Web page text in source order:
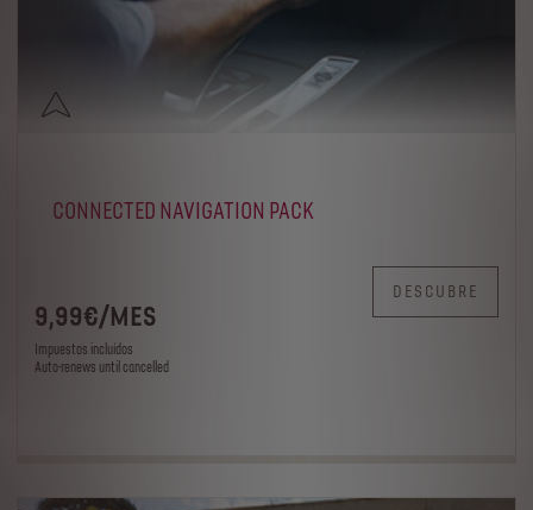
CONNECTED NAVIGATION PACK
9,99€/MES
Impuestos incluídos
Auto-renews until cancelled
DESCUBRE